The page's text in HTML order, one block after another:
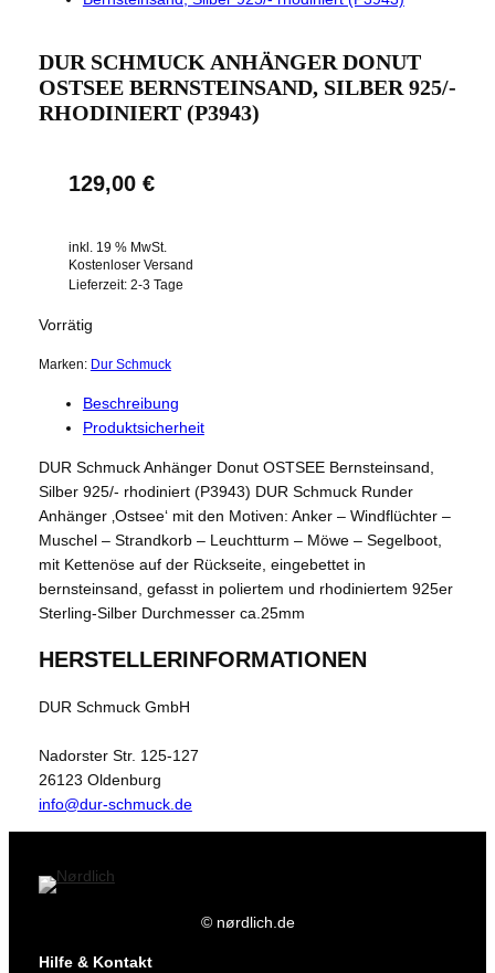
DUR SCHMUCK ANHÄNGER DONUT
OSTSEE BERNSTEINSAND, SILBER 925/-
RHODINIERT (P3943)
129,00 €
inkl. 19 % MwSt.
Kostenloser Versand
Lieferzeit: 2-3 Tage
Vorrätig
Marken: Dur Schmuck
Beschreibung
Produktsicherheit
DUR Schmuck Anhänger Donut OSTSEE Bernsteinsand,
Silber 925/- rhodiniert (P3943) DUR Schmuck Runder
Anhänger ‚Ostsee‘ mit den Motiven: Anker – Windflüchter –
Muschel – Strandkorb – Leuchtturm – Möwe – Segelboot,
mit Kettenöse auf der Rückseite, eingebettet in
bernsteinsand, gefasst in poliertem und rhodiniertem 925er
Sterling-Silber Durchmesser ca.25mm
HERSTELLERINFORMATIONEN
DUR Schmuck GmbH
Nadorster Str. 125-127
26123 Oldenburg
info@dur-schmuck.de
© nørdlich.de
Hilfe & Kontakt